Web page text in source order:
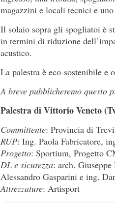
magazzini e locali tecnici e
Il solaio sopra gli spogliatoi è
in termini di riduzione
acustico.
La palestra è eco-sostenibile e
A breve pubblicheremo questo
Palestra di Vittorio Veneto
Committente: Provincia di
RUP: Ing. Paola Fabricatore,
Progetto: Sportium, Progetto
DL e sicurezza: arch.
Alessandro Gasparini e ing.
Attrezzature: Artisport